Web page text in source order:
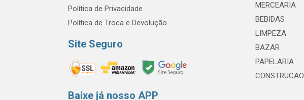
Política de Privacidade
Política de Troca e Devolução
Site Seguro
Baixe já nosso APP
MERCEARIA
BEBIDAS
LIMPEZA
BAZAR
PAPELARIA
CONSTRUCAO